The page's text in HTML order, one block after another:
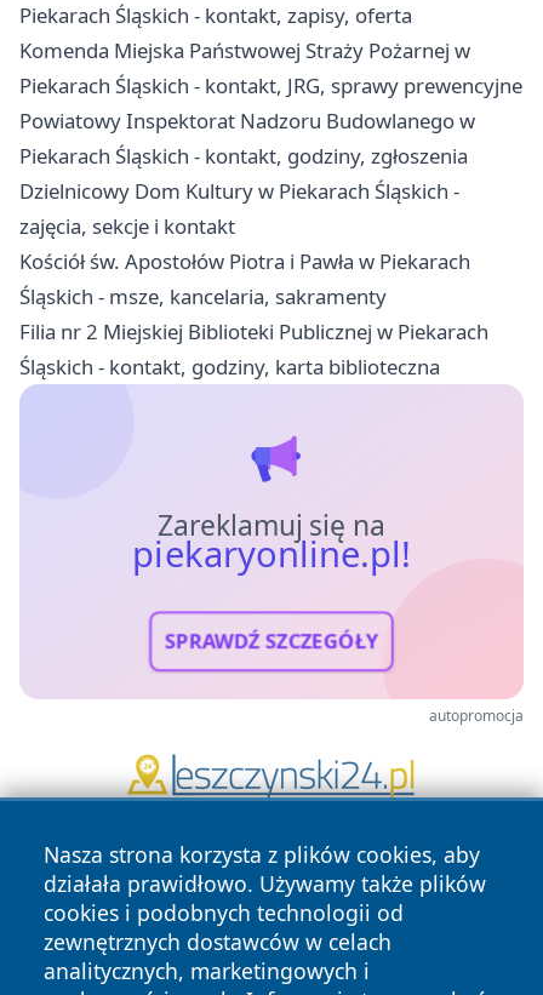
Piekarach Śląskich - kontakt, zapisy, oferta
Komenda Miejska Państwowej Straży Pożarnej w
Piekarach Śląskich - kontakt, JRG, sprawy prewencyjne
Powiatowy Inspektorat Nadzoru Budowlanego w
Piekarach Śląskich - kontakt, godziny, zgłoszenia
Dzielnicowy Dom Kultury w Piekarach Śląskich -
zajęcia, sekcje i kontakt
Kościół św. Apostołów Piotra i Pawła w Piekarach
Śląskich - msze, kancelaria, sakramenty
Filia nr 2 Miejskiej Biblioteki Publicznej w Piekarach
Śląskich - kontakt, godziny, karta biblioteczna
Zareklamuj się na
piekaryonline.pl!
SPRAWDŹ SZCZEGÓŁY
autopromocja
Nasza strona korzysta z plików cookies, aby
działała prawidłowo. Używamy także plików
cookies i podobnych technologii od
zewnętrznych dostawców w celach
analitycznych, marketingowych i